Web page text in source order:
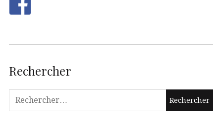
Rechercher